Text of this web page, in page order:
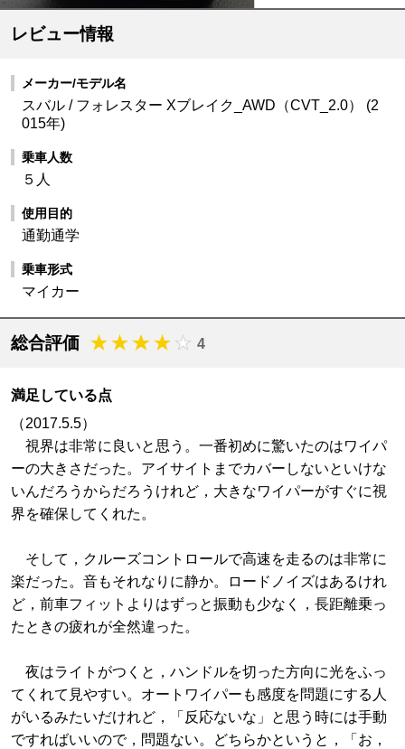
レビュー情報
メーカー/モデル名
スバル / フォレスター Xブレイク_AWD（CVT_2.0） (2
015年)
乗車人数
５人
使用目的
通勤通学
乗車形式
マイカー
総合評価 4
満足している点
（2017.5.5）
視界は非常に良いと思う。一番初めに驚いたのはワイパ
ーの大きさだった。アイサイトまでカバーしないといけな
いんだろうからだろうけれど，大きなワイパーがすぐに視
界を確保してくれた。
そして，クルーズコントロールで高速を走るのは非常に
楽だった。音もそれなりに静か。ロードノイズはあるけれ
ど，前車フィットよりはずっと振動も少なく，長距離乗っ
たときの疲れが全然違った。
夜はライトがつくと，ハンドルを切った方向に光をふっ
てくれて見やすい。オートワイパーも感度を問題にする人
がいるみたいだけれど，「反応ないな」と思う時には手動
ですればいいので，問題ない。どちらかというと，「お，